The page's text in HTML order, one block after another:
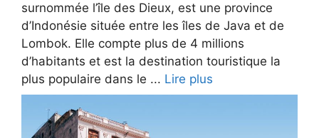
surnommée l’île des Dieux, est une province
d’Indonésie située entre les îles de Java et de
Lombok. Elle compte plus de 4 millions
d’habitants et est la destination touristique la
plus populaire dans le ... Lire plus